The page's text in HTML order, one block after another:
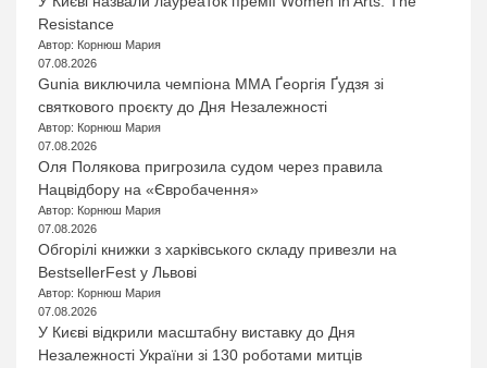
Resistance
Автор: Корнюш Мария
07.08.2026
Gunia виключила чемпіона ММА Ґеоргія Ґудзя зі
святкового проєкту до Дня Незалежності
Автор: Корнюш Мария
07.08.2026
Оля Полякова пригрозила судом через правила
Нацвідбору на «Євробачення»
Автор: Корнюш Мария
07.08.2026
Обгорілі книжки з харківського складу привезли на
BestsellerFest у Львові
Автор: Корнюш Мария
07.08.2026
У Києві відкрили масштабну виставку до Дня
Незалежності України зі 130 роботами митців